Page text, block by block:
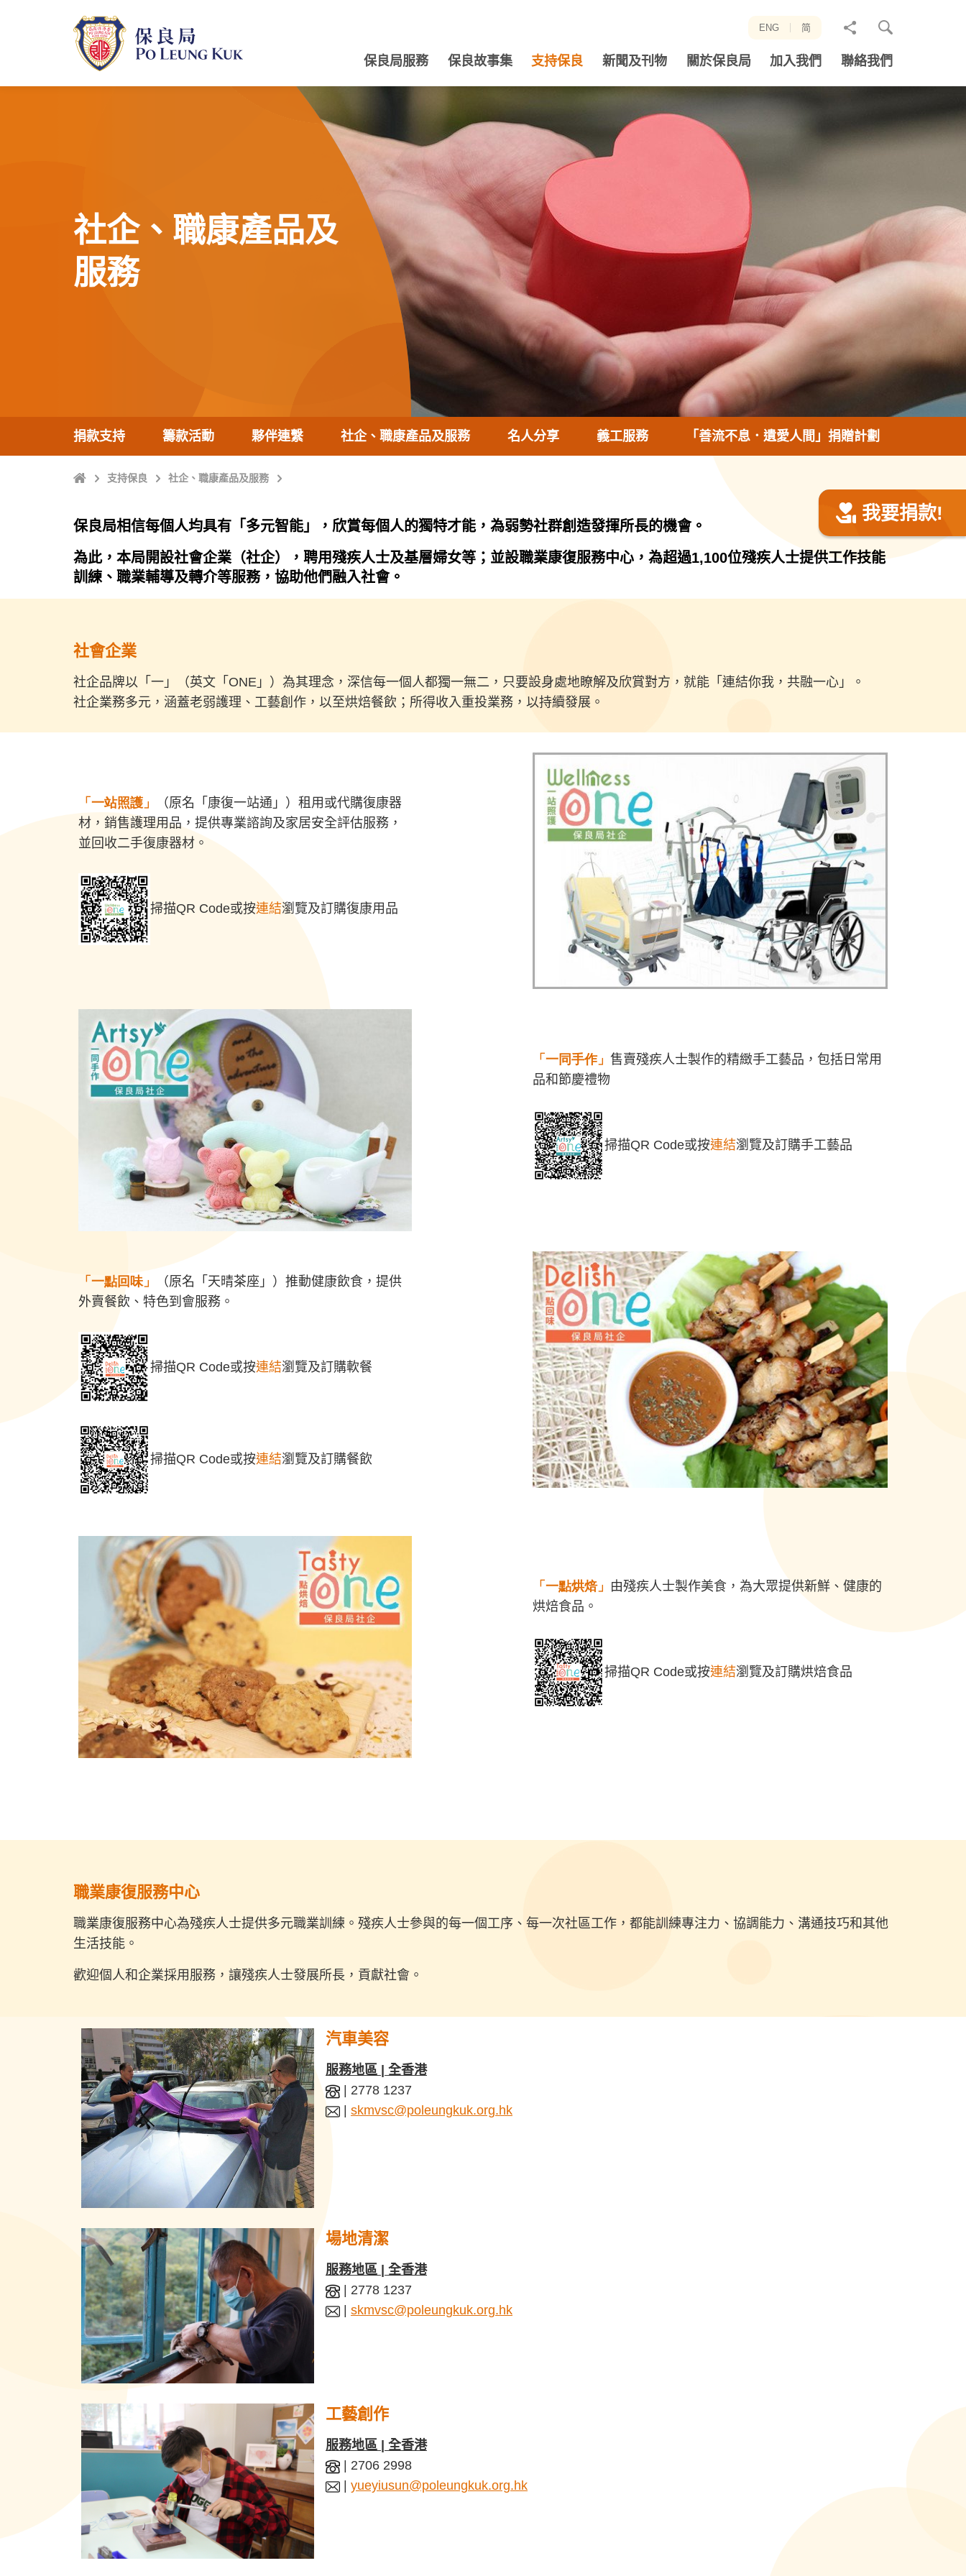
ENG 简
分
至
保良局服務 保良故事集 支持保良 新聞及刊物 關於保良局 加入我們 聯絡我們
社企、職康產品及
服務
捐款支持 籌款活動 夥伴連繫 社企、職康產品及服務 名人分享 義工服務 「善流不息．遺愛人間」捐贈計劃
主
支持保良 社企、職康產品及服務
我要捐款!
保良局相信每個人均具有「多元智能」，欣賞每個人的獨特才能，為弱勢社群創造發揮所長的機會。
為此，本局開設社會企業（社企），聘用殘疾人士及基層婦女等；並設職業康復服務中心，為超過1,100位殘疾人士提供工作技能
訓練、職業輔導及轉介等服務，協助他們融入社會。
社會企業
社企品牌以「一」（英文「ONE」）為其理念，深信每一個人都獨一無二，只要設身處地瞭解及欣賞對方，就能「連結你我，共融一心」。
社企業務多元，涵蓋老弱護理、工藝創作，以至烘焙餐飲；所得收入重投業務，以持續發展。
「一站照護」
（原名「康復一站通」）租用或代購復康器
材，銷售護理用品，提供專業諮詢及家居安全評估服務，
並回收二手復康器材。
掃描QR Code或按連結瀏覽及訂購復康用品
「一同手作」 售賣殘疾人士製作的精緻手工藝品，包括日常用
品和節慶禮物
掃描QR Code或按連結瀏覽及訂購手工藝品
「一點回味」 （原名「天晴茶座」 ） 推動健康飲食，提供
外賣餐飲、特色到會服務 。
掃描QR Code或按連結瀏覽及訂購軟餐
掃描QR Code或按連結瀏覽及訂購餐飲
「一點烘焙」 由殘疾人士製作美食，為大眾提供新鮮、健康的
烘焙食品。
掃描QR Code或按連結瀏覽及訂購烘焙食品
職業康復服務中心
職業康復服務中心為殘疾人士提供多元職業訓練。殘疾人士參與的每一個工序、每一次社區工作，都能訓練專注力、協調能力、溝通技巧和其他
生活技能。
歡迎個人和企業採用服務，讓殘疾人士發展所長，貢獻社會。
汽車美容
服務地區 | 全香港
| 2778 1237
skmvsc@poleungkuk.org.hk
場地清潔
服務地區 | 全香港
| 2778 1237
skmvsc@poleungkuk.org.hk
工藝創作
服務地區 | 全香港
| 2706 2998
yueyiusun@poleungkuk.org.hk